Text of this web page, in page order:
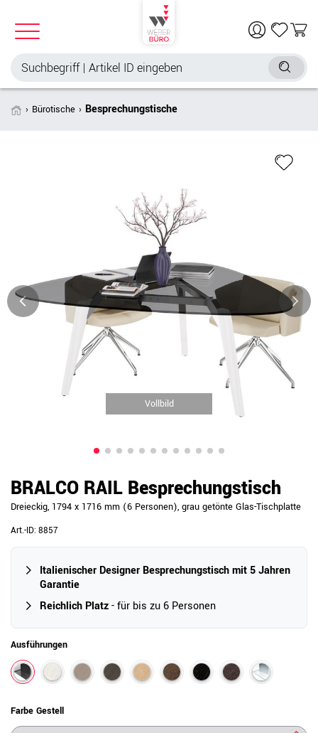
Bürotische Besprechungstische
Vollbild
BRALCO RAIL Besprechungstisch
Dreieckig, 1794 x 1716 mm (6 Personen), grau getönte Glas-Tischplatte
Art.-ID: 8857
Italienischer Designer Besprechungstisch mit 5 Jahren
Garantie
Reichlich Platz- für bis zu 6 Personen
Ausführungen
Farbe Gestell